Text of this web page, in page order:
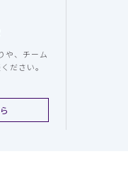
や、チーム
ださい。